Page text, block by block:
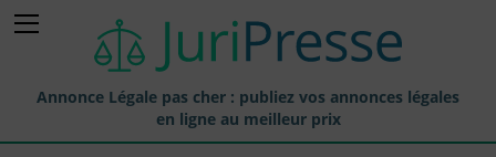
Annonce Légale pas cher : publiez vos annonces légales
en ligne au meilleur prix